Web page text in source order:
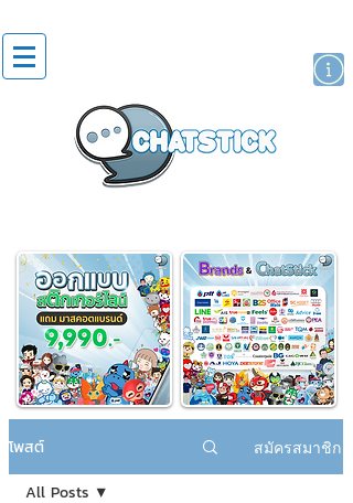
โพสต์ สมัครสมาชิก
All Posts